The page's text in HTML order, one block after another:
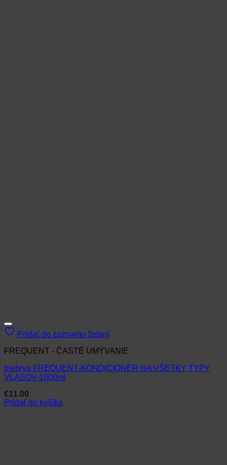
Pridať do zoznamu želaní
FREQUENT - ČASTÉ UMÝVANIE
Inebrya FREQUENT-KONDICIONÉR NA VŠETKY TYPY
VLASOV-1000ml
€11.00
Pridať do košíka